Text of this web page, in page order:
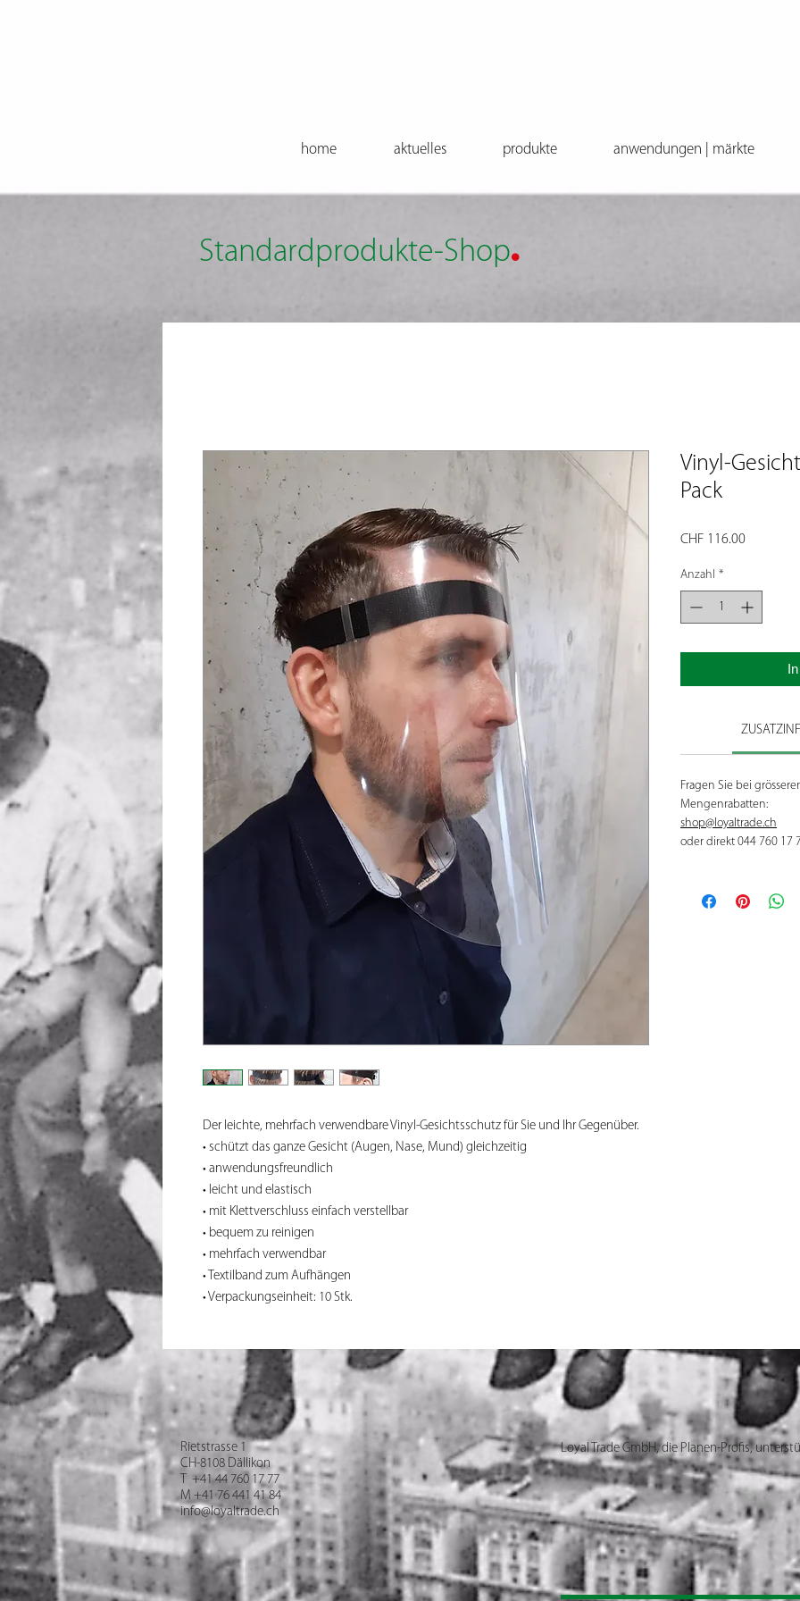
home aktuelles produkte anwendungen | märkte
Standardprodukte-Shop.
Der leichte, mehrfach verwendbare Vinyl-Gesichtsschutz für Sie und Ihr Gegenüber.
• schützt das ganze Gesicht (Augen, Nase, Mund) gleichzeitig
• anwendungsfreundlich
• leicht und elastisch
• mit Klettverschluss einfach verstellbar
• bequem zu reinigen
• mehrfach verwendbar
• Textilband zum Aufhängen
• Verpackungseinheit: 10 Stk.
Vinyl-
Pack
CHF 116.00Preis
Anzahl *
Fragen Sie bei
Mengenrabatten:
shop@loyaltrade.ch
oder direkt 044 760 17
Rietstrasse 1
CH-8108 Dällikon
T +41 44 760 17 77
M +41 76 441 41 84
info@loyaltrade.ch
Loyal Trade GmbH, die Planen-Profis,